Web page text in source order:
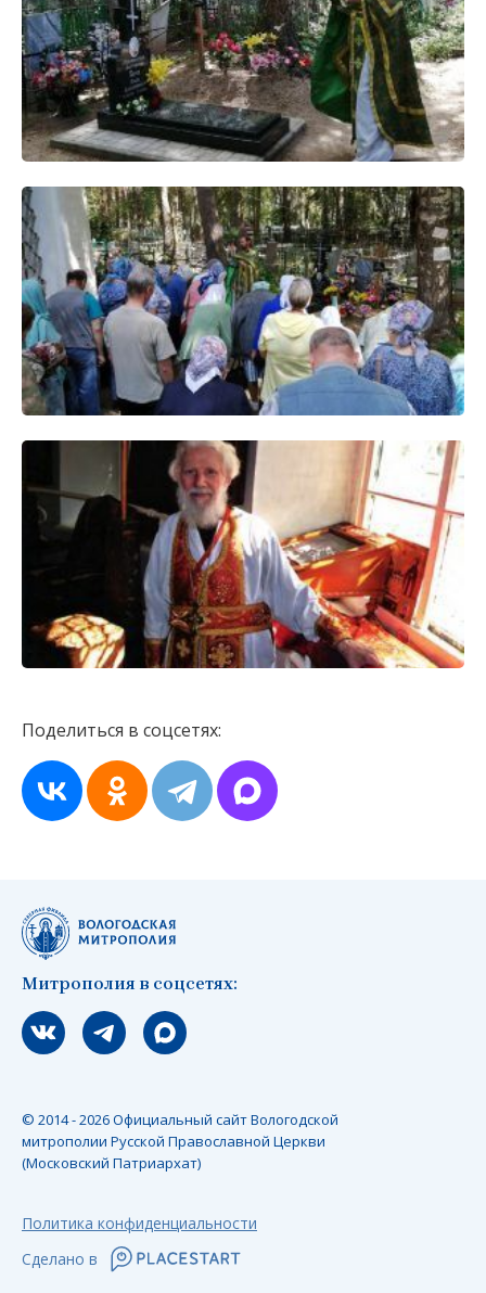
Поделиться в соцсетях:
Митрополия в соцсетях:
Мы вконтакте
Мы в telegram
Мы в Макс
© 2014 - 2026 Официальный сайт Вологодской
митрополии Русской Православной Церкви
(Московский Патриархат)
Политика конфиденциальности
Сделано в